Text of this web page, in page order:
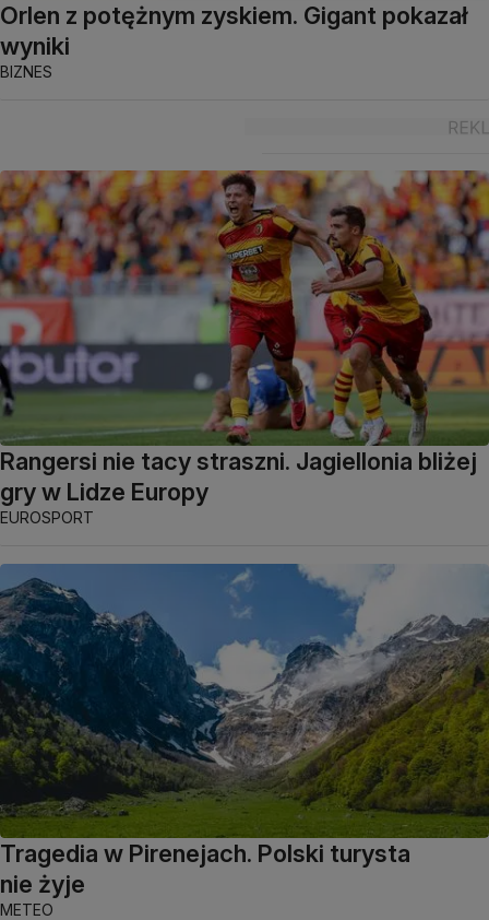
Orlen z potężnym zyskiem. Gigant pokazał
wyniki
BIZNES
Rangersi nie tacy straszni. Jagiellonia bliżej
gry w Lidze Europy
EUROSPORT
Tragedia w Pirenejach. Polski turysta
nie żyje
METEO